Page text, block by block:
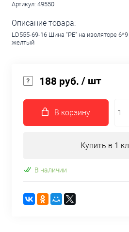
Артикул: 49550
Описание товара:
LD555-69-16 Шина "PE" на изоляторе
желтый
188 руб. / шт
В корзину
Купить в 1
В наличии